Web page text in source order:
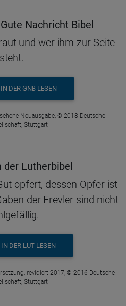
Nachricht Bibel
und wer ihm zur Seite
steht.
DER GNB LESEN
Neuausgabe, © 2018 Deutsche
Stuttgart
der Lutherbibel
opfert, dessen Opfer ist
der Frevler sind nicht
DER LUT LESEN
revidiert 2017, © 2016 Deutsche
Stuttgart